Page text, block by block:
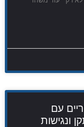
עם
ונגישות